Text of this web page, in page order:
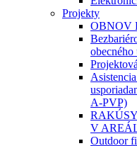
Projekty
OBNOV
obecného
A-PVP)
V
Outdoor